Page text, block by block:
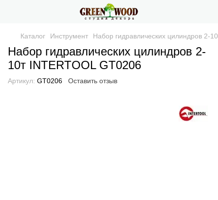
Каталог Инструмент Набор гидравлических цилиндров 2-
Набор гидравлических цилиндров 2-
10т INTERTOOL GT0206
Артикул: GT0206 Оставить отзыв